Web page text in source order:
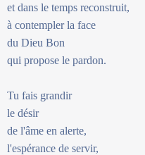
et dans le temps reconstruit,
à contempler la face
du Dieu Bon
qui propose le pardon.
Tu fais grandir
le désir
de l'âme en alerte,
l'espérance de servir,